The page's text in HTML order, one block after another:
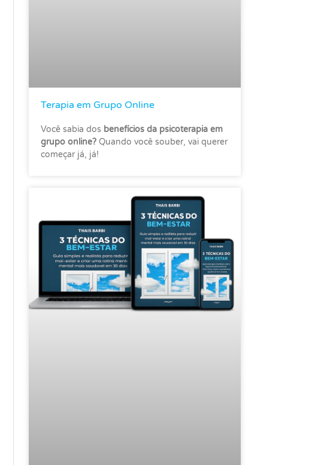
Terapia em Grupo Online
Você sabia dos benefícios da psicoterapia em
grupo online? Quando você souber, vai querer
começar já, já!